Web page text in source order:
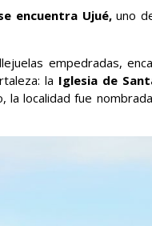
encuentra Ujué,uno
empedradas,
la Iglesia de
localidad fue